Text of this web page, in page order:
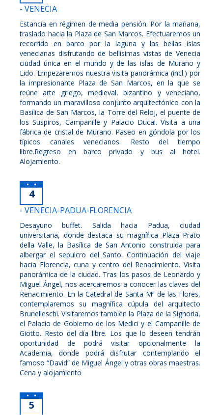
- VENECIA
Estancia en régimen de media pensión. Por la mañana,
traslado hacia la Plaza de San Marcos. Efectuaremos un
recorrido en barco por la laguna y las bellas islas
venecianas disfrutando de bellísimas vistas de Venecia
ciudad única en el mundo y de las islas de Murano y
Lido. Empezaremos nuestra visita panorámica (incl.) por
la impresionante Plaza de San Marcos, en la que se
reúne arte griego, medieval, bizantino y veneciano,
formando un maravilloso conjunto arquitectónico con la
Basílica de San Marcos, la Torre del Reloj, el puente de
los Suspiros, Campanille y Palacio Ducal. Visita a una
fábrica de cristal de Murano. Paseo en góndola por los
típicos canales venecianos. Resto del tiempo
libre.Regreso en barco privado y bus al hotel.
Alojamiento.
4
- VENECIA-PADUA-FLORENCIA
Desayuno buffet. Salida hacia Padua, ciudad
universitaria, donde destaca su magnífica Plaza Prato
della Valle, la Basílica de San Antonio construida para
albergar el sepulcro del Santo. Continuación del viaje
hacia Florencia, cuna y centro del Renacimiento. Visita
panorámica de la ciudad. Tras los pasos de Leonardo y
Miguel Ángel, nos acercaremos a conocer las claves del
Renacimiento. En la Catedral de Santa Mª de las Flores,
contemplaremos su magnífica cúpula del arquitecto
Brunelleschi. Visitaremos también la Plaza de la Signoria,
el Palacio de Gobierno de los Medici y el Campanille de
Giotto. Resto del día libre. Los que lo deseen tendrán
oportunidad de podrá visitar opcionalmente la
Academia, donde podrá disfrutar contemplando el
famoso “David” de Miguel Ángel y otras obras maestras.
Cena y alojamiento
5